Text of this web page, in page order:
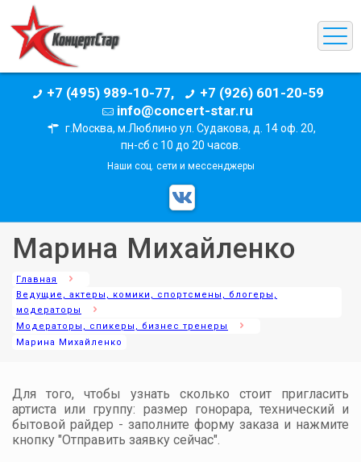
+7 (495) 989-10-77,
+7 (926) 601-20-59
info@concert-star.ru
г.Москва, м.Люблино ул. Судакова, д. 14 оф. 20,
пн-сб с 10 до 20 часов.
Наши соц. сети и мессенджеры
Марина Михайленко
Главная
Ведущие, актеры, комики, спортсмены, блогеры,
модераторы
Модераторы, спикеры, бизнес тренеры
Марина Михайленко
Для того, чтобы узнать сколько стоит пригласить
артиста или группу: размер гонорара, технический и
бытовой райдер - заполните форму заказа и нажмите
кнопку "Отправить заявку сейчас".